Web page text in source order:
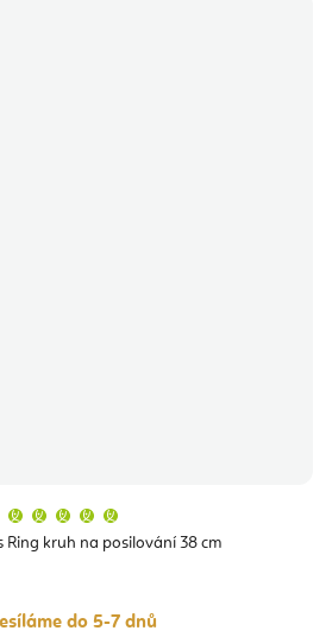
Ring kruh na posilování 38 cm
produktu
je
hvězdiček.
do 5-7 dnů